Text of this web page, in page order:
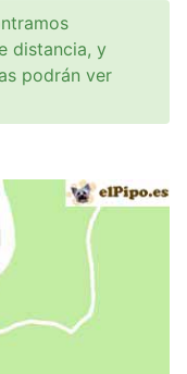
distancia, y
podrán ver